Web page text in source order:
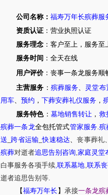
公司名称： 福寿万年长殡葬服
资质认证 ：营业执照认证
服务理念 ：客户至上，服务至
服务时间 ：全天在线
用户评价：丧事一条龙服务顺
主营服务 ： 殡葬服务 灵堂布
用车
预约 ， 下葬安葬礼仪服务 ，
服务特色： 墓地销售转让 ， 救
殡葬一条龙全包托管式管家服务 .殡
送 _跨省运输 _快速稳达 、丧事葬礼
殡葬对逝者追思告别咨询 家庭灵堂
白事服务各项手续 ,联系墓地 联系
逝者追思告别等
【福寿万年长 】 承接一条龙殡